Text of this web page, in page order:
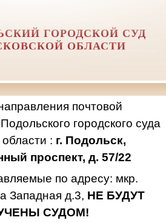
ГОРОДСКОЙ СУД
ОБЛАСТИ
почтовой
городского суда
: г. Подольск,
проспект, д. 57/22
по адресу: мкр.
Западная д.3, НЕ БУДУТ
СУДОМ!